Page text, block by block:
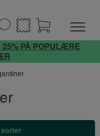
25% PÅ POPULÆRE